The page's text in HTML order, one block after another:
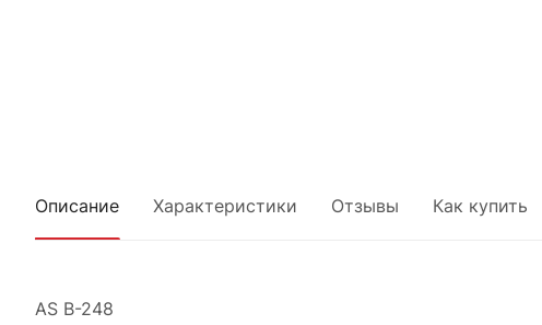
Описание Характеристики Отзывы Как купить
AS B-248